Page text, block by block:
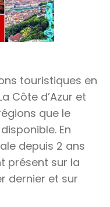
touristiques en
Côte d’Azur et
que le
En
depuis 2 ans
présent sur la
dernier et sur